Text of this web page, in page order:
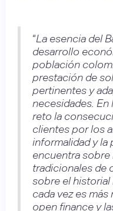
“La esencia del
desarrollo
población
prestación de
pertinentes y
necesidades. En
reto la
clientes por los
informalidad y
encuentra sobre
tradicionales de
sobre el historial
cada vez es
open finance y